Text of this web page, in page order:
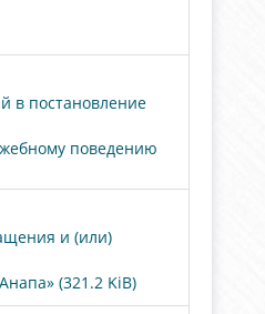
в постановление
поведению
и (или)
(321.2 KiB)